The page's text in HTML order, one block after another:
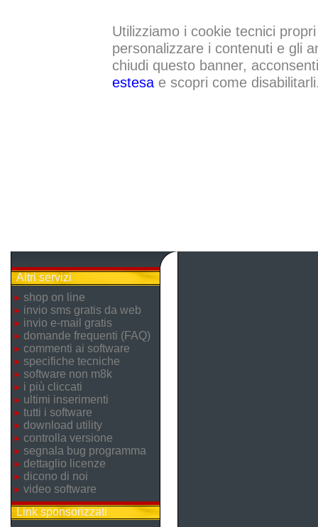
Utilizziamo i cookie tecnici
personalizzare i contenuti e gli
chiudi questo banner,
estesae scopri come
Altri servizi
shop on line
invio sms gratis da web
invio e-mail gratis
domande frequenti (FAQ)
commenti ai software
specifiche tecniche
software non m8k
i più cliccati
ultimi inserimenti
tutti i software
download utility
controlla versione
segnala bug programma
dettaglio licenze
dicono di noi
video software
Link sponsorizzati